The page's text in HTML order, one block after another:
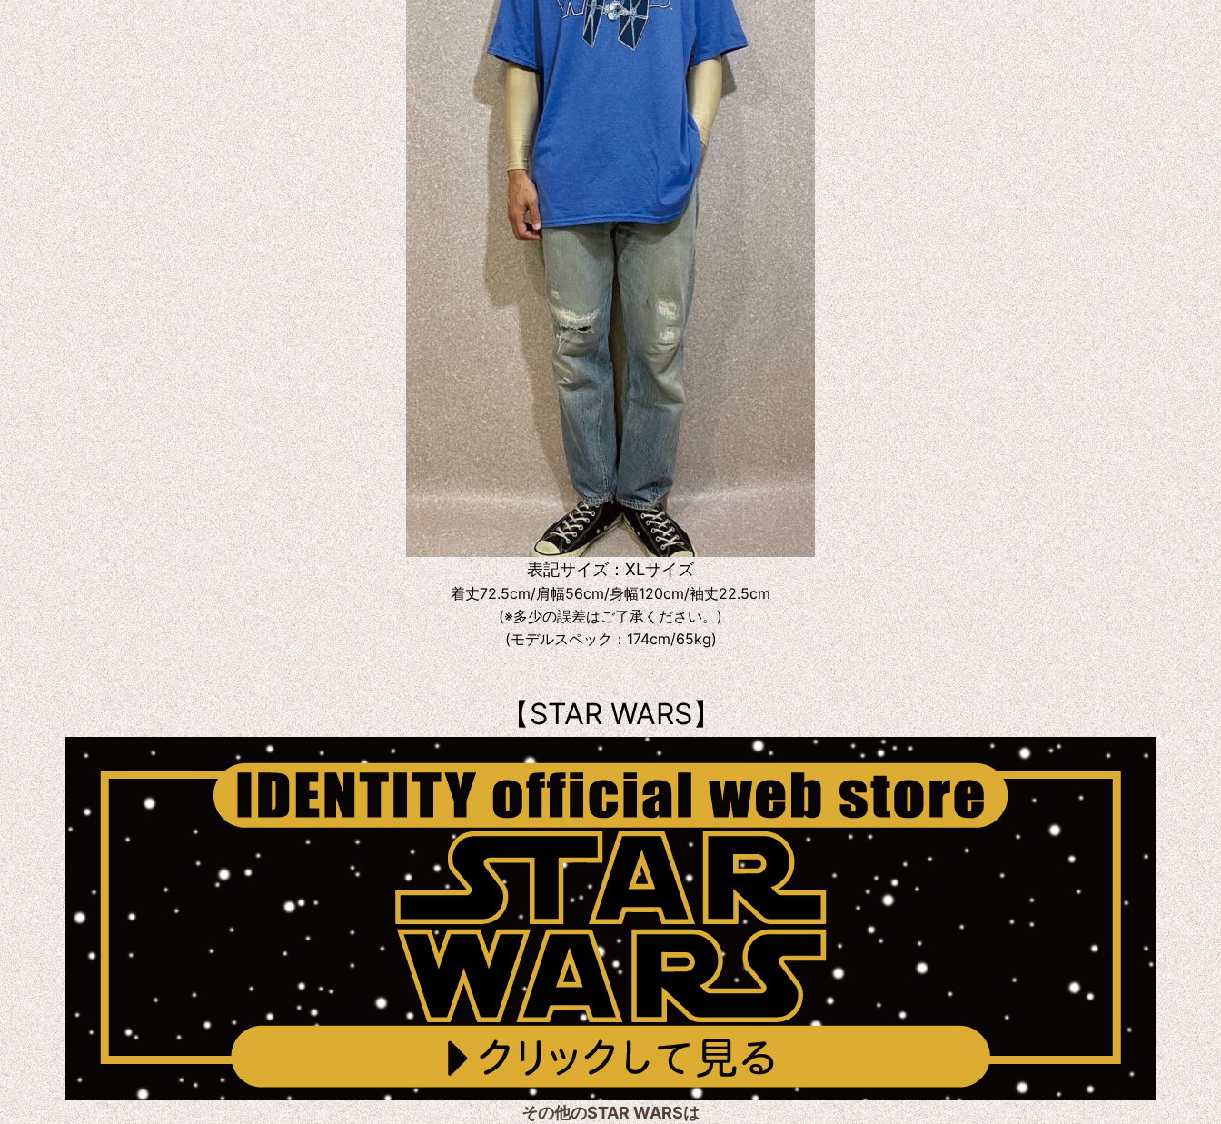
表記サイズ：XLサイズ
着丈72.5cm/肩幅56cm/身幅120cm/袖丈22.5cm
(※多少の誤差はご了承ください。)
(モデルスペック：174cm/65kg)
【STAR WARS】
その他のSTAR WARSは